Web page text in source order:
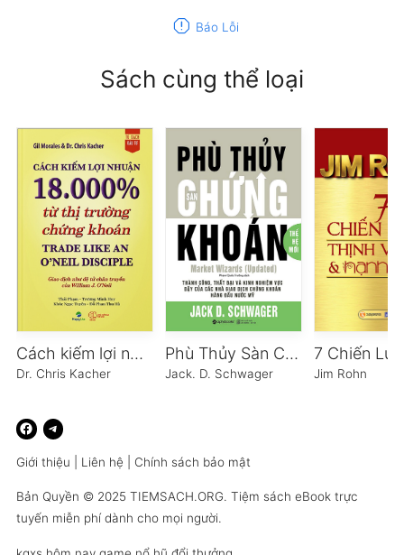
report Báo Lỗi
Sách cùng thể loại
Cách kiếm lợi nhuận 18.000% từ thị trường chứng khoán
Dr. Chris Kacher
Phù Thủy Sàn Chứng Khoán (Thế Hệ Mới)
Jack. D. Schwager Jim Rohn
Giới thiệu Liên hệ Chính sách bảo mật
Bản Quyền © 2025 TIEMSACH.ORG. Tiệm sách eBook trực
tuyến miễn phí dành cho mọi người.